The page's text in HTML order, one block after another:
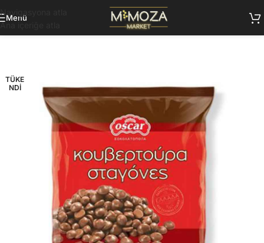
Navigasyona atla
Ana içeriğe atla
Menü
TÜKE
NDI